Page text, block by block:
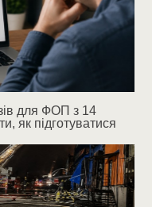
для ФОП з 14
як підготуватися